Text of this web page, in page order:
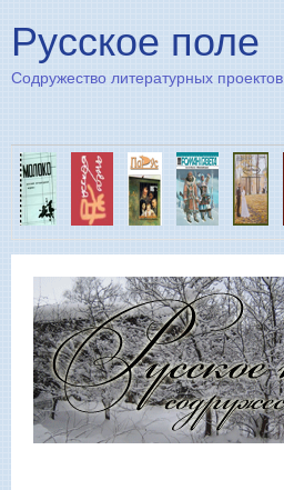
Русское поле
Содружество литературных проектов